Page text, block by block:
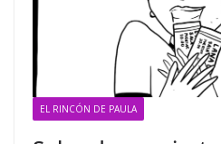
EL RINCÓN DE PAULA